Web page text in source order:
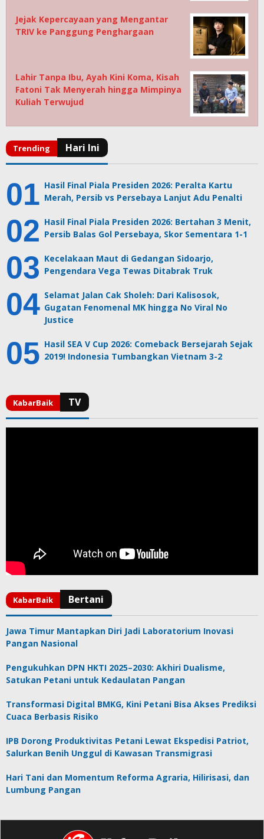
Jejak Kepercayaan yang Mengantar
TRIV ke Panggung Penghargaan
Lahir Tanpa Ibu, Ayah Kini Koma, Kisah
Fatoni Tak Menyerah hingga Mimpinya
Kuliah Terwujud
Hasil Final Piala Presiden 2026: Peralta Kartu
Merah, Persib vs Persebaya Lanjut Adu Penalti
Hasil Final Piala Presiden 2026: Bertahan 3 Menit,
Persib Balas Gol Persebaya, Skor Sementara 1-1
Kecelakaan Maut di Gedangan Sidoarjo,
Pengendara Vega Tewas Ditabrak Truk
Selamat Jalan Cak Sholeh: Dari Kalisosok,
Gugatan Fenomenal MK hingga No Viral No
Justice
Hasil SEA V Cup 2026: Comeback Bersejarah Sejak
2019! Indonesia Tumbangkan Vietnam 3-2
Jawa Timur Mantapkan Diri Jadi Laboratorium Inovasi
Pangan Nasional
Pengukuhkan DPN HKTI 2025–2030: Akhiri Dualisme,
Satukan Petani untuk Kedaulatan Pangan
Transformasi Digital BMKG, Kini Petani Bisa Akses Prediksi
Cuaca Berbasis Risiko
IPB Dorong Produktivitas Petani Lewat Ekspedisi Patriot,
Salurkan Benih Unggul di Kawasan Transmigrasi
Hari Tani dan Momentum Reforma Agraria, Hilirisasi, dan
Lumbung Pangan